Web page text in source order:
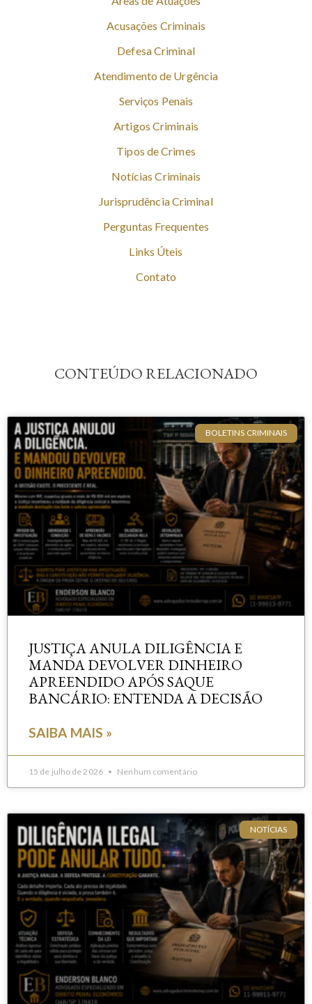
Acusações Criminais
Defesa Criminal
Atendimento de Urgência
Serviços Penais
Artigos Criminais
Tipos de Crimes
Notícias Criminais
Jurisprudência Criminal
Perguntas Frequentes
Links Úteis
Contato
CONTEÚDO RELACIONADO
BOLETINS CRIMINAIS
JUSTIÇA ANULA DILIGÊNCIA E
MANDA DEVOLVER DINHEIRO
APREENDIDO APÓS SAQUE
BANCÁRIO: ENTENDA A DECISÃO
SAIBA MAIS »
15 de julho de 2026 Nenhum comentário
NOTÍCIAS